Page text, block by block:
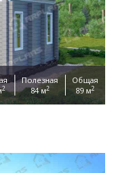
2
Полезная
84 м2
Общая
89 м2